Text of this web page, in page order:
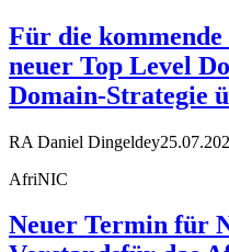
Für die
neuer Top Level
Domain-Strategie
RA Daniel Dingeldey
AfriNIC
Neuer Termin für